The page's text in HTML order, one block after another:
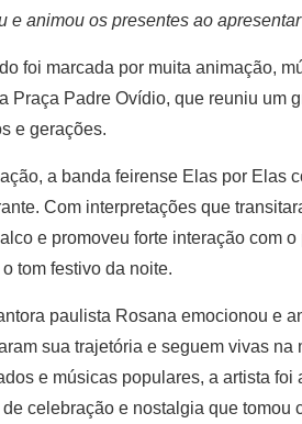
e animou os presentes ao
foi marcada por muita animação,
Praça Padre Ovídio, que reuniu um
e gerações.
a banda feirense Elas por Elas
Com interpretações que
e promoveu forte interação com
tom festivo da noite.
paulista Rosana emocionou e
sua trajetória e seguem vivas
e músicas populares, a artista
celebração e nostalgia que tomou